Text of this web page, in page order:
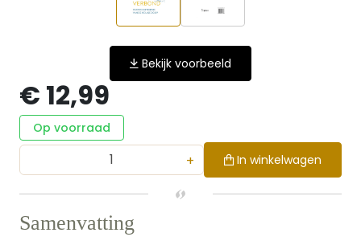
Bekijk voorbeeld
€ 12,99
Op voorraad
+ In winkelwagen
Samenvatting